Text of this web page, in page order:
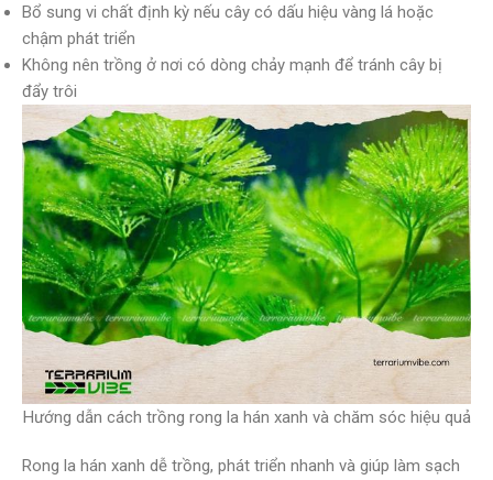
Bổ sung vi chất định kỳ nếu cây có dấu hiệu vàng lá hoặc
chậm phát triển
Không nên trồng ở nơi có dòng chảy mạnh để tránh cây bị
đẩy trôi
Hướng dẫn cách trồng rong la hán xanh và chăm sóc hiệu quả
Rong la hán xanh dễ trồng, phát triển nhanh và giúp làm sạch